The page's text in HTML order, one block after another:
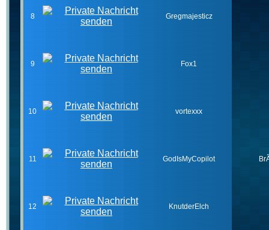
8 Gregmajesticz
9 Fox1
10 vortexxx
11 GodIsMyCopilot
12 KnutderElch